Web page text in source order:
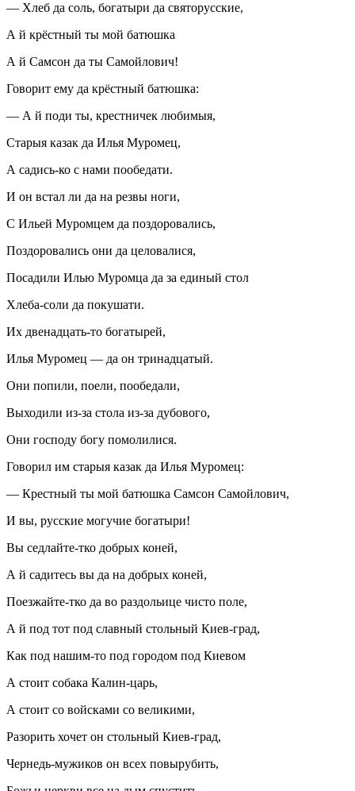
— Хлеб да соль, богатыри да святорусские,
А й крёстный ты мой батюшка
А й Самсон да ты Самойлович!
Говорит ему да крёстный батюшка:
— А й поди ты, крестничек любимыя,
Старыя казак да Илья Муромец,
А садись-ко с нами пообедати.
И он встал ли да на резвы ноги,
С Ильей Муромцем да поздоровались,
Поздоровались они да целовалися,
Посадили Илью Муромца да за единый стол
Хлеба-соли да покушати.
Их двенадцать-то богатырей,
Илья Муромец — да он тринадцатый.
Они попили, поели, пообедали,
Выходили из-за стола из-за дубового,
Они господу богу помолилися.
Говорил им старыя казак да Илья Муромец:
— Крестный ты мой батюшка Самсон Самойлович,
И вы, русские могучие богатыри!
Вы седлайте-тко добрых коней,
А й садитесь вы да на добрых коней,
Поезжайте-тко да во раздольице чисто поле,
А й под тот под славный стольный Киев-град,
Как под нашим-то под городом под Киевом
А стоит собака Калин-царь,
А стоит со войсками со великими,
Разорить хочет он стольный Киев-град,
Чернедь-мужиков он всех повырубить,